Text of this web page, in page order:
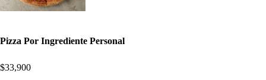
Pizza Por Ingrediente Personal
$33,900